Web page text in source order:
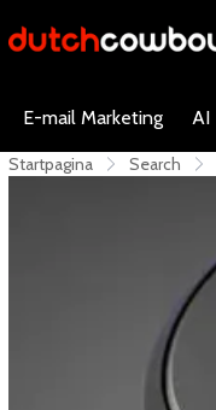
E-mail Marketing AI
Startpagina Search